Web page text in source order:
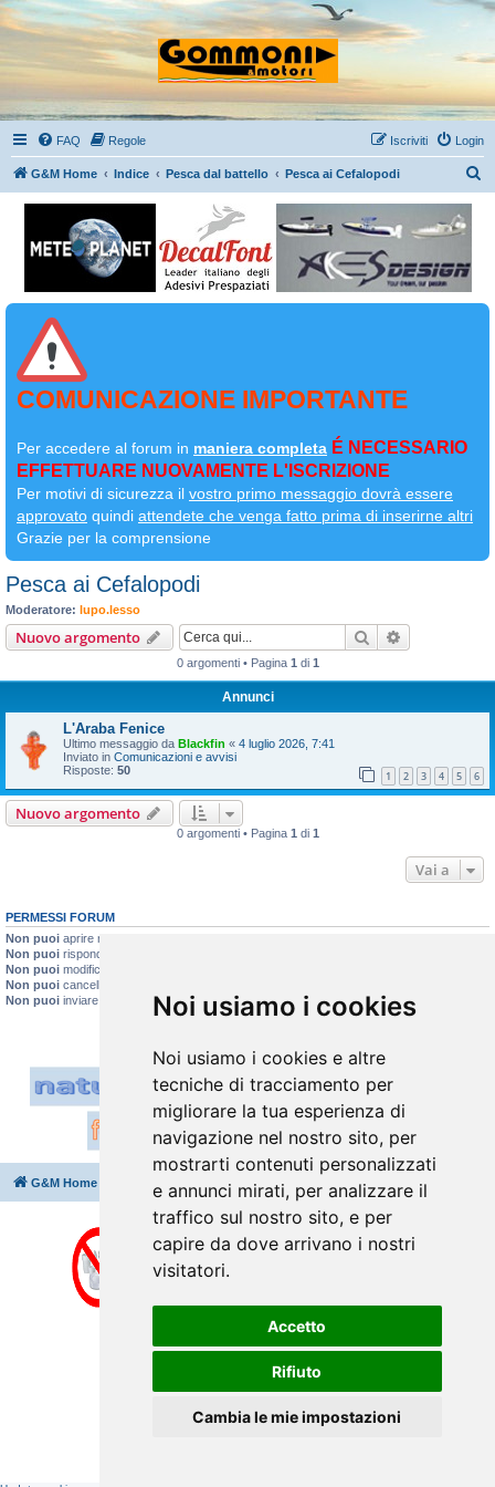
Noi usiamo i cookies
Noi usiamo i cookies e altre
tecniche di tracciamento per
migliorare la tua esperienza di
navigazione nel nostro sito, per
mostrarti contenuti personalizzati
e annunci mirati, per analizzare il
traffico sul nostro sito, e per
capire da dove arrivano i nostri
visitatori.
Accetto
Rifiuto
Cambia le mie impostazioni
FAQ Regole Login
Iscriviti
G&M Home Indice Pesca dal battello Pesca ai Cefalopodi
COMUNICAZIONE IMPORTANTE
Per accedere al forum in maniera completa É NECESSARIO
EFFETTUARE NUOVAMENTE L'ISCRIZIONE
Per motivi di sicurezza il vostro primo messaggio dovrà essere
approvato quindi attendete che venga fatto prima di inserirne altri
Grazie per la comprensione
Pesca ai Cefalopodi
Moderatore: lupo.lesso
Nuovo argomento Cerca
0 argomenti • Pagina 1 di 1
Annunci
L'Araba Fenice
Ultimo messaggio da Blackfin « 4 luglio 2026, 7:41
Inviato in Comunicazioni e avvisi
Risposte: 50 1 2 3 4 5 6
Nuovo argomento
0 argomenti • Pagina 1 di 1
Vai a
PERMESSI FORUM
Non puoi aprire nuovi argomenti
Non puoi rispondere negli argomenti
Non puoi modificare i tuoi messaggi
Non puoi cancellare i tuoi messaggi
Non puoi inviare allegati
G&M Home Tutti gli orari sonoUTC+02:00
Cancella cookie
phpBB® Forum Software © phpBB Limited